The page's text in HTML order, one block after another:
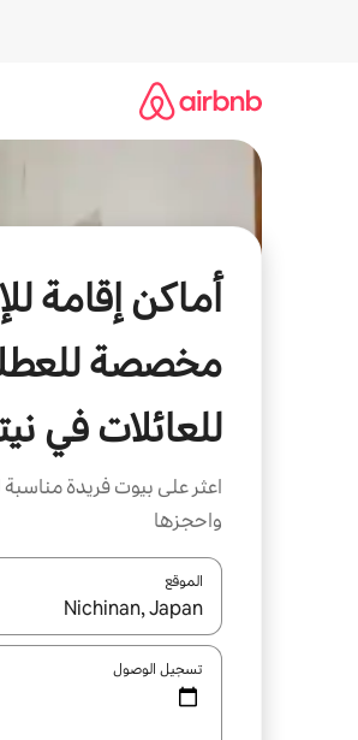
أماكن إقامة
مخصصة
للعائلات في
واحجزها
الموقع
عند توفر النتائج، انتقل
تسجيل الوصول